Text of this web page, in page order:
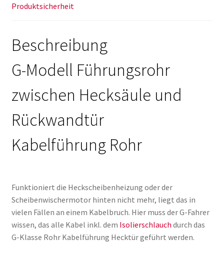
Produktsicherheit
Beschreibung
G-Modell Führungsrohr
zwischen Hecksäule und
Rückwandtür
Kabelführung Rohr
Funktioniert die Heckscheibenheizung oder der
Scheibenwischermotor hinten nicht mehr, liegt das in
vielen Fällen an einem Kabelbruch. Hier muss der G-Fahrer
wissen, das alle Kabel inkl. dem Isolierschlauch durch das
G-Klasse Rohr Kabelführung Hecktür geführt werden.